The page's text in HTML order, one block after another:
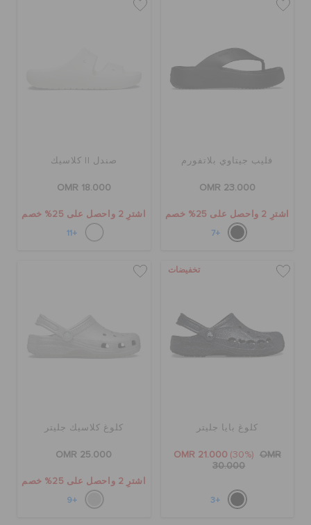
فليب جيتاوي بلاتفورم
OMR 23.000
اشترِ 2 واحصل على 25% خصم
+7
صندل II كلاسيك
OMR 18.000
اشترِ 2 واحصل على 25% خصم
+11
تخفيضات
كلوغ بايا جليتر
OMR 21.000 (30%)
OMR
30.000
+3
كلوغ كلاسيك جليتر
OMR 25.000
اشترِ 2 واحصل على 25% خصم
+9